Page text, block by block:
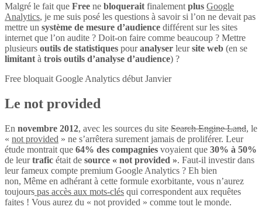
Malgré le fait que Free ne bloqueraitfinalementplus Google
Analytics, je me suis posé les questions à savoir si l’on ne devait pas
mettre un système de mesure d’audience différent sur les sites
internet que l’on audite ? Doit-on faire comme beaucoup ? Mettre
plusieurs outils de statistiques pouranalyser leursite web (en se
limitantà trois outils d’analyse d’audience) ?
Free bloquait Google Analytics début Janvier
Le not provided
En novembre 2012, avec les sources du site Search Engine Land, le
« not provided » ne s’arrêtera surement jamais de proliférer. Leur
étude montrait que 64% des compagnies voyaient que 30% à 50%
de leurtrafic était de source « not provided ». Faut-il investir dans
leur fameux compte premium Google Analytics ? Eh bien
non, Même en adhérant à cette formule exorbitante, vous n’aurez
toujours pas accès aux mots-clés qui correspondent aux requêtes
faites ! Vous aurez du « not provided » comme tout le monde.